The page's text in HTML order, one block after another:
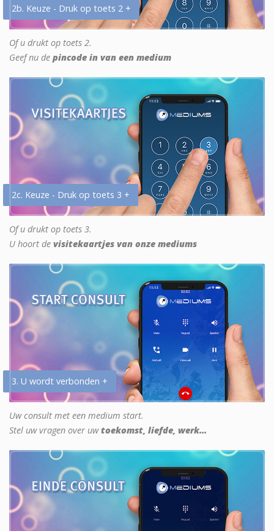
2b. Keuze - Druk op toets 2 +
Of u drukt op toets 2.
Geef nu de pincode in van een medium
2c. Keuze - Druk op toets 3 +
Of u drukt op toets 3.
U hoort de visitekaartjes van onze mediums
3. U wordt verbonden +
Uw consult met een medium start.
Stel uw vragen over uwtoekomst, liefde, werk...